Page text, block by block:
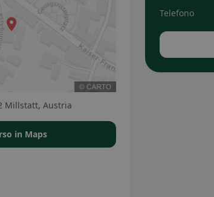
Millstatt, Austria
in Maps
Telefono